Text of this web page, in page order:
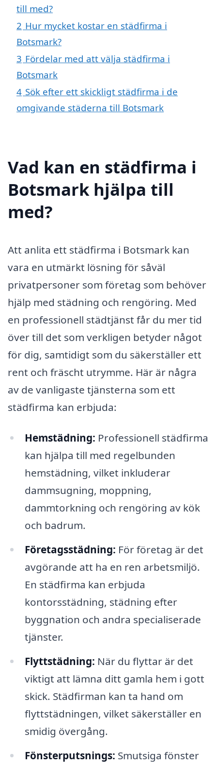
till med?
2 Hur mycket kostar en städfirma i
Botsmark?
3 Fördelar med att välja städfirma i
Botsmark
4 Sök efter ett skickligt städfirma i de
omgivande städerna till Botsmark
Vad kan en städfirma i
Botsmark hjälpa till
med?
Att anlita ett städfirma i Botsmark kan
vara en utmärkt lösning för såväl
privatpersoner som företag som behöver
hjälp med städning och rengöring. Med
en professionell städtjänst får du mer tid
över till det som verkligen betyder något
för dig, samtidigt som du säkerställer ett
rent och fräscht utrymme. Här är några
av de vanligaste tjänsterna som ett
städfirma kan erbjuda:
Hemstädning: Professionell städfirma
kan hjälpa till med regelbunden
hemstädning, vilket inkluderar
dammsugning, moppning,
dammtorkning och rengöring av kök
och badrum.
Företagsstädning: För företag är det
avgörande att ha en ren arbetsmiljö.
En städfirma kan erbjuda
kontorsstädning, städning efter
byggnation och andra specialiserade
tjänster.
Flyttstädning: När du flyttar är det
viktigt att lämna ditt gamla hem i gott
skick. Städfirman kan ta hand om
flyttstädningen, vilket säkerställer en
smidig övergång.
Fönsterputsnings: Smutsiga fönster